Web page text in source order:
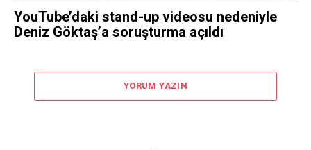
YouTube’daki stand-up videosu nedeniyle
Deniz Göktaş’a soruşturma açıldı
YORUM YAZIN